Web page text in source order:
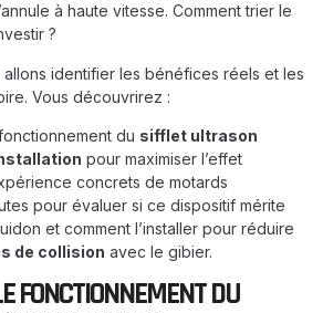
à haute vitesse. Comment trier le
?
identifier les bénéfices réels et les
Vous découvrirez :
du sifflet ultrason
pour maximiser l’effet
concrets de motards
pour évaluer si ce dispositif mérite
et comment l’installer pour réduire
de collision avec le gibier.
FONCTIONNEMENT DU